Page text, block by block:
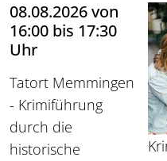
08.08.2026 von
16:00 bis 17:30
Uhr
Tatort Memmingen
- Krimiführung
durch die
historische